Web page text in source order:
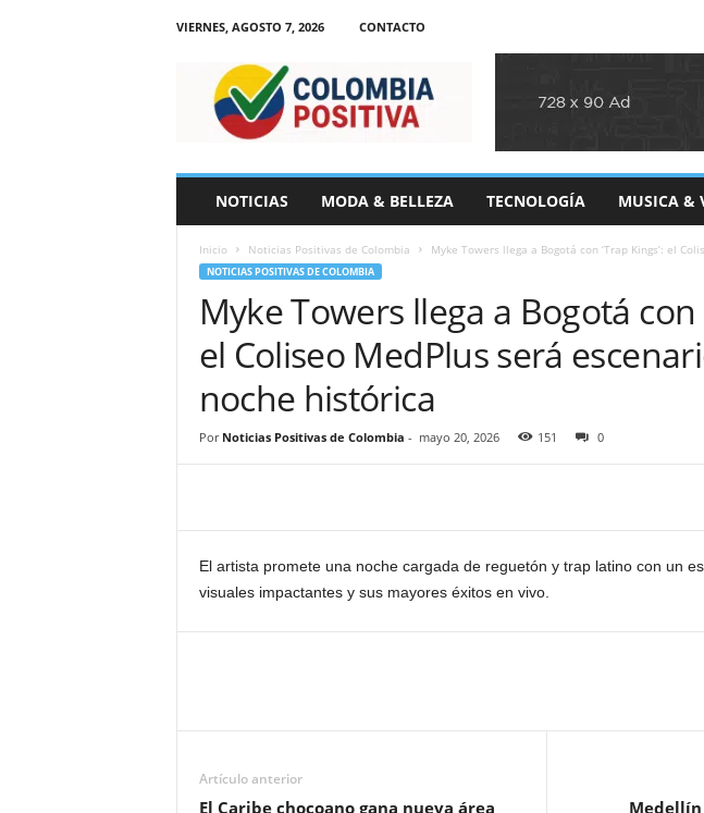
VIERNES, AGOSTO 7, 2026
CONTACTO
NOTICIAS MODA & BELLEZA TECNOLOGÍA MUSICA &
Inicio Noticias Positivas de Colombia Myke Towers llega a Bogotá con ‘Trap Kings’: el
NOTICIAS POSITIVAS DE COLOMBIA
Myke Towers llega a Bogotá con
el Coliseo MedPlus será
noche histórica
Por Noticias Positivas de Colombia - mayo 20, 2026 151 0
El artista promete una noche cargada de reguetón y trap latino con un
visuales impactantes y sus mayores éxitos en vivo.
Artículo anterior
El Caribe chocoano gana nueva área